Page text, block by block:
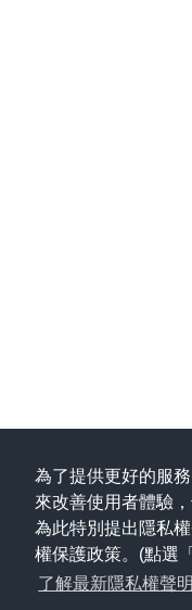
為了提供更好的服
來改善使用者體驗
為此特別提出隱私
權保護政策。(點選
了解最新隱私權聲明